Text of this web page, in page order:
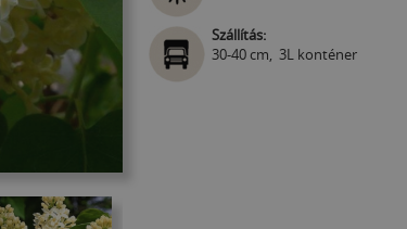
Szállítás:
30-40 cm, 3L konténer